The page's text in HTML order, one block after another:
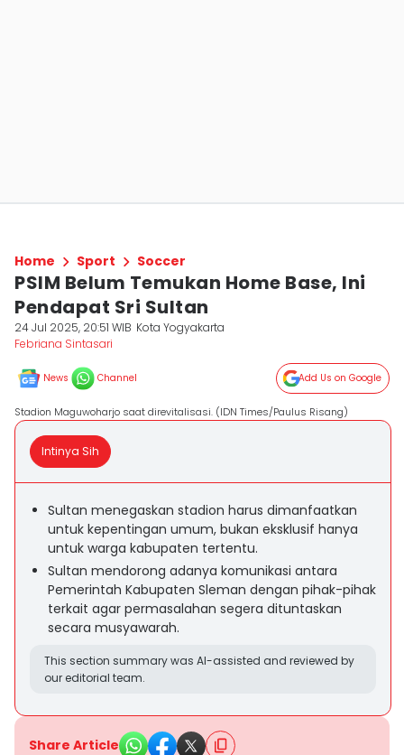
Home Sport Soccer
PSIM Belum Temukan Home Base, Ini
Pendapat Sri Sultan
24 Jul 2025, 20:51 WIB Kota Yogyakarta
Febriana Sintasari
News Channel Add Us on Google
Stadion Maguwoharjo saat direvitalisasi. (IDN Times/Paulus Risang)
Intinya Sih
Sultan menegaskan stadion harus dimanfaatkan
untuk kepentingan umum, bukan eksklusif hanya
untuk warga kabupaten tertentu.
Sultan mendorong adanya komunikasi antara
Pemerintah Kabupaten Sleman dengan pihak-pihak
terkait agar permasalahan segera dituntaskan
secara musyawarah.
This section summary was AI-assisted and reviewed by
our editorial team.
Share Article